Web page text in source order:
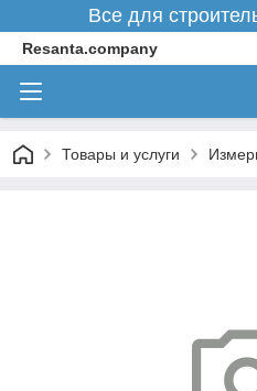
Все для
Resanta.company
Товары и услуги